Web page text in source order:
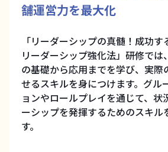
舗運営力を最大化
「リーダーシップの真髄！成功
リーダーシップ強化法」研修で
の基礎から応用までを学び、実際
せるスキルを身につけます。グル
ョンやロールプレイを通じて、状
ーシップを発揮するためのスキル
す。